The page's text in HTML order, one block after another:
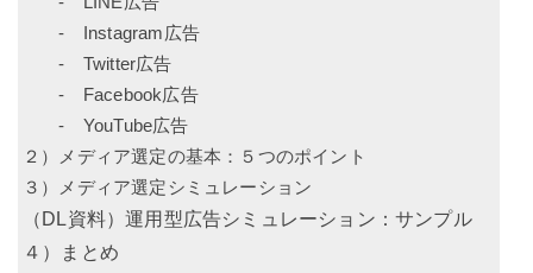
- Instagram広告
- Twitter広告
- Facebook広告
- YouTube広告
２）メディア選定の基本：５つのポイント
３）メディア選定シミュレーション
（DL資料）運用型広告シミュレーション：サンプル
４）まとめ